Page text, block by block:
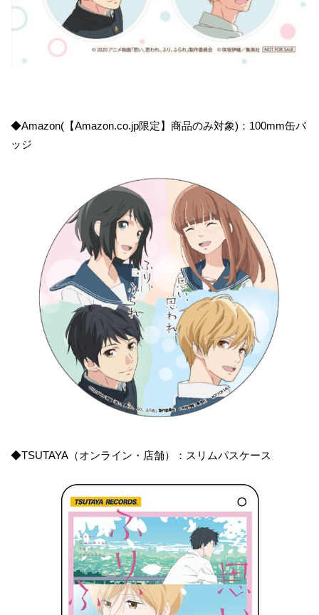
◆Amazon(【Amazon.co.jp限定】商品のみ対象)：100mm缶バ
ッジ​
◆TSUTAYA（オンライン・店舗）：スリムパスケース